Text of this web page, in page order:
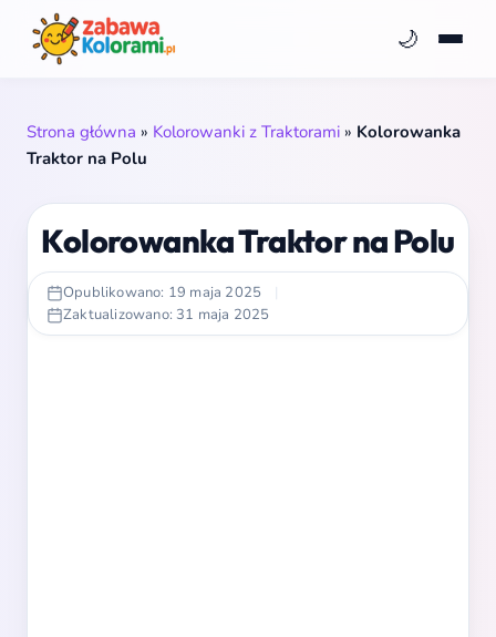
🌙
Strona główna » Kolorowanki z Traktorami » Kolorowanka
Traktor na Polu
Kolorowanka Traktor na Polu
Opublikowano: 19 maja 2025
|
Zaktualizowano: 31 maja 2025